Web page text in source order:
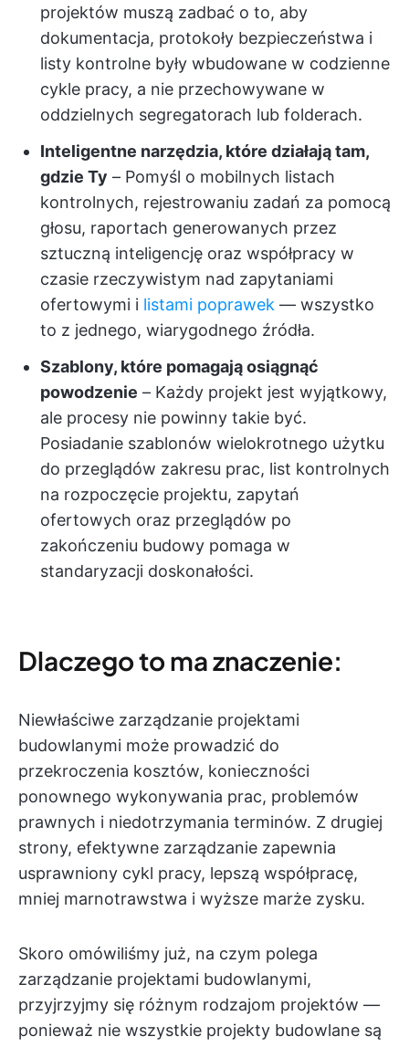
projektów muszą zadbać o to, aby
dokumentacja, protokoły bezpieczeństwa i
listy kontrolne były wbudowane w codzienne
cykle pracy, a nie przechowywane w
oddzielnych segregatorach lub folderach.
Inteligentne narzędzia, które działają tam,
gdzie Ty – Pomyśl o mobilnych listach
kontrolnych, rejestrowaniu zadań za pomocą
głosu, raportach generowanych przez
sztuczną inteligencję oraz współpracy w
czasie rzeczywistym nad zapytaniami
ofertowymi i listami poprawek — wszystko
to z jednego, wiarygodnego źródła.
Szablony, które pomagają osiągnąć
powodzenie – Każdy projekt jest wyjątkowy,
ale procesy nie powinny takie być.
Posiadanie szablonów wielokrotnego użytku
do przeglądów zakresu prac, list kontrolnych
na rozpoczęcie projektu, zapytań
ofertowych oraz przeglądów po
zakończeniu budowy pomaga w
standaryzacji doskonałości.
Dlaczego to ma znaczenie:
Niewłaściwe zarządzanie projektami
budowlanymi może prowadzić do
przekroczenia kosztów, konieczności
ponownego wykonywania prac, problemów
prawnych i niedotrzymania terminów. Z drugiej
strony, efektywne zarządzanie zapewnia
usprawniony cykl pracy, lepszą współpracę,
mniej marnotrawstwa i wyższe marże zysku.
Skoro omówiliśmy już, na czym polega
zarządzanie projektami budowlanymi,
przyjrzyjmy się różnym rodzajom projektów —
ponieważ nie wszystkie projekty budowlane są